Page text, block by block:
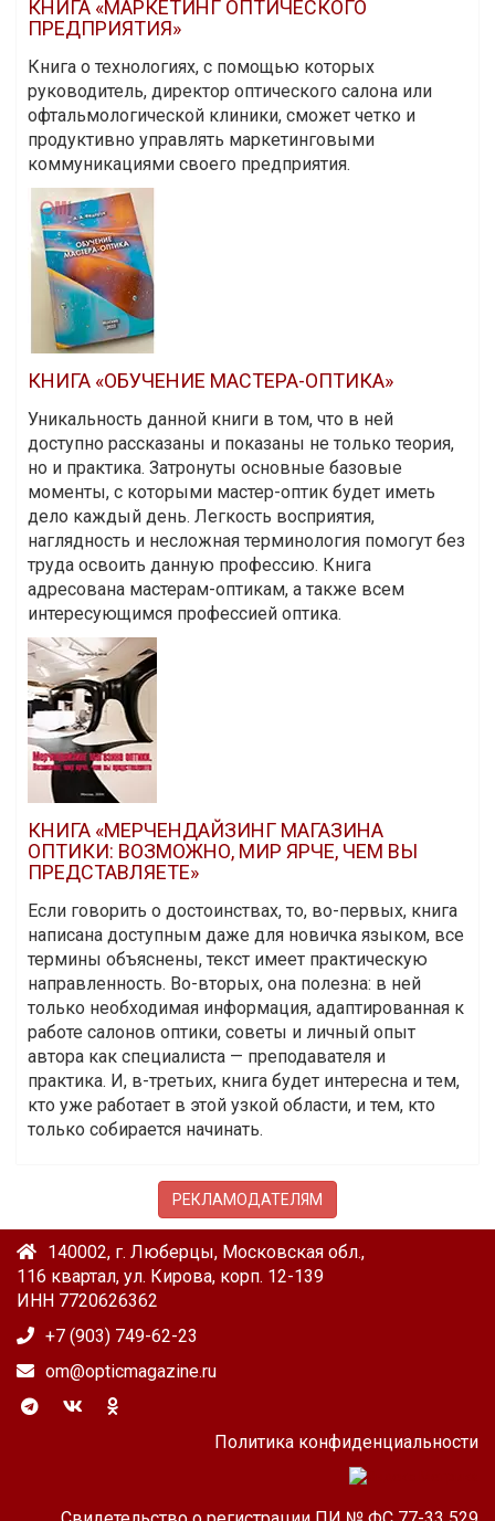
КНИГА «МАРКЕТИНГ ОПТИЧЕСКОГО
ПРЕДПРИЯТИЯ»
Книга о технологиях, с помощью которых
руководитель, директор оптического салона или
офтальмологической клиники, сможет четко и
продуктивно управлять маркетинговыми
коммуникациями своего предприятия.
КНИГА «ОБУЧЕНИЕ МАСТЕРА-ОПТИКА»
Уникальность данной книги в том, что в ней
доступно рассказаны и показаны не только теория,
но и практика. Затронуты основные базовые
моменты, с которыми мастер-оптик будет иметь
дело каждый день. Легкость восприятия,
наглядность и несложная терминология помогут без
труда освоить данную профессию. Книга
адресована мастерам-оптикам, а также всем
интересующимся профессией оптика.
КНИГА «МЕРЧЕНДАЙЗИНГ МАГАЗИНА
ОПТИКИ: ВОЗМОЖНО, МИР ЯРЧЕ, ЧЕМ ВЫ
ПРЕДСТАВЛЯЕТЕ»
Если говорить о достоинствах, то, во-первых, книга
написана доступным даже для новичка языком, все
термины объяснены, текст имеет практическую
направленность. Во-вторых, она полезна: в ней
только необходимая информация, адаптированная к
работе салонов оптики, советы и личный опыт
автора как специалиста — преподавателя и
практика. И, в-третьих, книга будет интересна и тем,
кто уже работает в этой узкой области, и тем, кто
только собирается начинать.
РЕКЛАМОДАТЕЛЯМ
140002, г. Люберцы, Московская обл.,
116 квартал, ул. Кирова, корп. 12-139
ИНН 7720626362
+7 (903) 749-62-23
om@opticmagazine.ru
Политика конфиденциальности